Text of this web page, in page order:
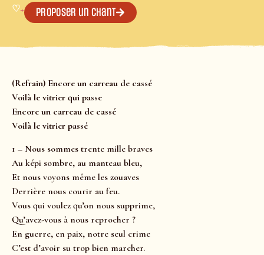
♡+ Proposer un chant
(Refrain) Encore un carreau de cassé
Voilà le vitrier qui passe
Encore un carreau de cassé
Voilà le vitrier passé
1 – Nous sommes trente mille braves
Au képi sombre, au manteau bleu,
Et nous voyons même les zouaves
Derrière nous courir au feu.
Vous qui voulez qu’on nous supprime,
Qu’avez-vous à nous reprocher ?
En guerre, en paix, notre seul crime
C’est d’avoir su trop bien marcher.